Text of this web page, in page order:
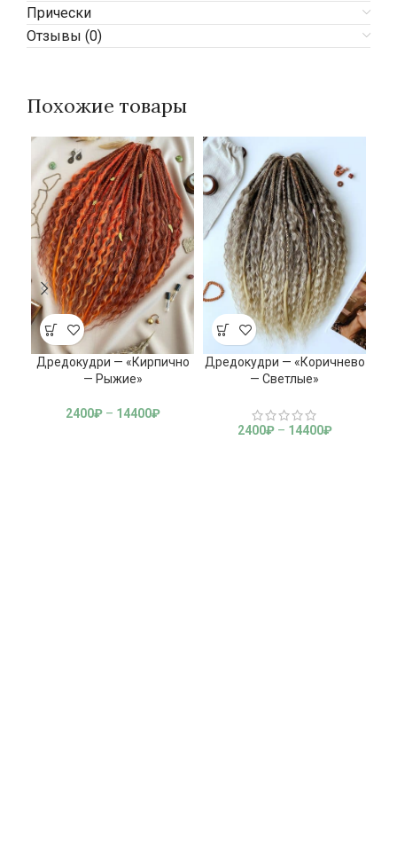
Прически
Отзывы (0)
Похожие товары
Дредокудри — «Кирпично
— Рыжие»
2400₽ – 14400₽
Дредокудри — «Коричнево
— Светлые»
2400₽ – 14400₽